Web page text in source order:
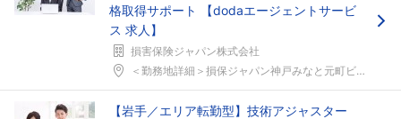
格取得サポート 【dodaエージェントサービ
ス 求人】
損害保険ジャパン株式会社
＜勤務地詳細＞損保ジャパン神戸みなと元町ビル住所：...
【岩手／エリア転勤型】技術アジャスター